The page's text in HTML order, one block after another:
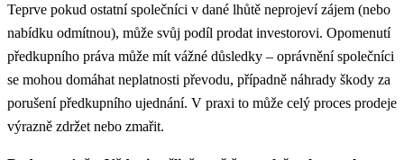
Teprve pokud ostatní společníci v dané lhůtě neprojeví zájem (nebo
nabídku odmítnou), může svůj podíl prodat investorovi. Opomenutí
předkupního práva může mít vážné důsledky – oprávnění společníci
se mohou domáhat neplatnosti převodu, případně náhrady škody za
porušení předkupního ujednání. V praxi to může celý proces prodeje
výrazně zdržet nebo zmařit.